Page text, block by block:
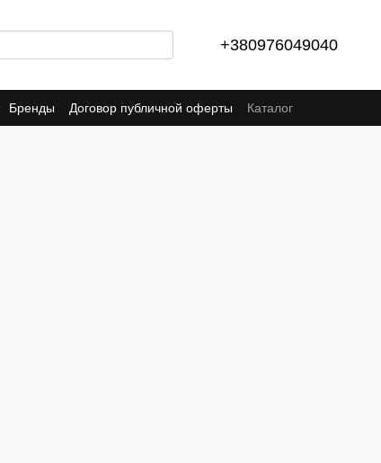
+380976049040
Бренды Договор публичной оферты Каталог